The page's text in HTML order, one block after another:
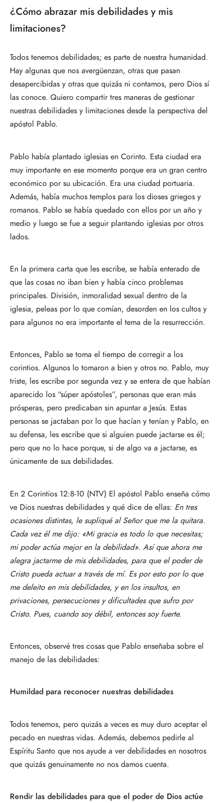
¿Cómo abrazar mis debilidades y mis
limitaciones?
Todos tenemos debilidades; es parte de nuestra humanidad.
Hay algunas que nos avergüenzan, otras que pasan
desapercibidas y otras que quizás ni contamos, pero Dios sí
las conoce. Quiero compartir tres maneras de gestionar
nuestras debilidades y limitaciones desde la perspectiva del
apóstol Pablo.
Pablo había plantado iglesias en Corinto. Esta ciudad era
muy importante en ese momento porque era un gran centro
económico por su ubicación. Era una ciudad portuaria.
Además, había muchos templos para los dioses griegos y
romanos. Pablo se había quedado con ellos por un año y
medio y luego se fue a seguir plantando iglesias por otros
lados.
En la primera carta que les escribe, se había enterado de
que las cosas no iban bien y había cinco problemas
principales. División, inmoralidad sexual dentro de la
iglesia, peleas por lo que comían, desorden en los cultos y
para algunos no era importante el tema de la resurrección.
Entonces, Pablo se toma el tiempo de corregir a los
corintios. Algunos lo tomaron a bien y otros no. Pablo, muy
triste, les escribe por segunda vez y se entera de que habían
aparecido los “súper apóstoles”, personas que eran más
prósperas, pero predicaban sin apuntar a Jesús. Estas
personas se jactaban por lo que hacían y tenían y Pablo, en
su defensa, les escribe que si alguien puede jactarse es él;
pero que no lo hace porque, si de algo va a jactarse, es
únicamente de sus debilidades.
En 2 Corintios 12:8-10 (NTV) El apóstol Pablo enseña cómo
ve Dios nuestras debilidades y qué dice de ellas: En tres
ocasiones distintas, le supliqué al Señor que me la quitara.
Cada vez él me dijo: «Mi gracia es todo lo que necesitas;
mi poder actúa mejor en la debilidad». Así que ahora me
alegra jactarme de mis debilidades, para que el poder de
Cristo pueda actuar a través de mí. Es por esto por lo que
me deleito en mis debilidades, y en los insultos, en
privaciones, persecuciones y dificultades que sufro por
Cristo. Pues, cuando soy débil, entonces soy fuerte.
Entonces, observé tres cosas que Pablo enseñaba sobre el
manejo de las debilidades:
Humildad para reconocer nuestras debilidades
Todos tenemos, pero quizás a veces es muy duro aceptar el
pecado en nuestras vidas. Además, debemos pedirle al
Espíritu Santo que nos ayude a ver debilidades en nosotros
que quizás genuinamente no nos damos cuenta.
Rendir las debilidades para que el poder de Dios actúe